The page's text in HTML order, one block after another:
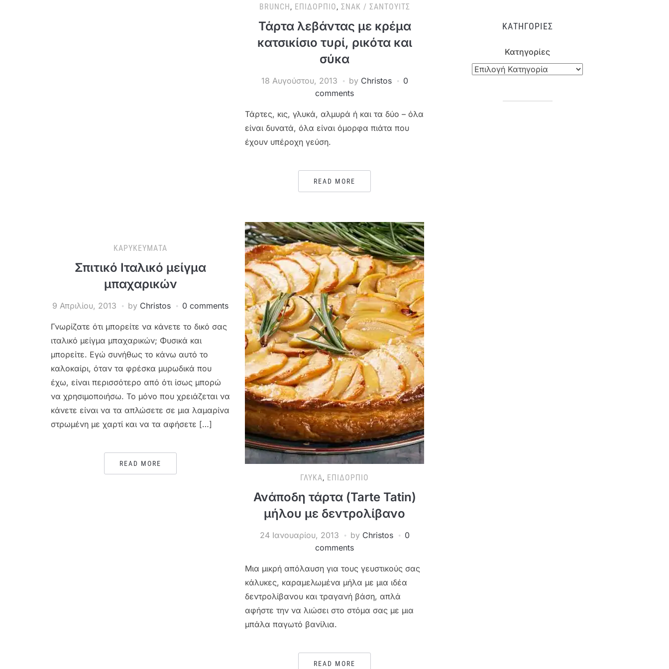
BRUNCH, ΕΠΙΔΌΡΠΙΟ, ΣΝΑΚ / ΣΆΝΤΟΥΙΤΣ
Τάρτα λεβάντας με κρέμα
κατσικίσιο τυρί, ρικότα και
σύκα
18 Αυγούστου, 2013 by Christos
0
comments
Τάρτες, κις, γλυκά, αλμυρά ή και τα δύο – όλα
είναι δυνατά, όλα είναι όμορφα πιάτα που
έχουν υπέροχη γεύση.
READ MORE
ΚΑΡΥΚΕΎΜΑΤΑ
Σπιτικό Ιταλικό μείγμα
μπαχαρικών
9 Απριλίου, 2013 by Christos 0 comments
Γνωρίζατε ότι μπορείτε να κάνετε το δικό σας
ιταλικό μείγμα μπαχαρικών; Φυσικά και
μπορείτε. Εγώ συνήθως το κάνω αυτό το
καλοκαίρι, όταν τα φρέσκα μυρωδικά που
έχω, είναι περισσότερο από ότι ίσως μπορώ
να χρησιμοποιήσω. Το μόνο που χρειάζεται να
κάνετε είναι να τα απλώσετε σε μια λαμαρίνα
στρωμένη με χαρτί και να τα αφήσετε […]
READ MORE
ΓΛΥΚΆ, ΕΠΙΔΌΡΠΙΟ
Ανάποδη τάρτα (Tarte Tatin)
μήλου με δεντρολίβανο
24 Ιανουαρίου, 2013 by Christos
0
comments
Μια μικρή απόλαυση για τους γευστικούς σας
κάλυκες, καραμελωμένα μήλα με μια ιδέα
δεντρολίβανου και τραγανή βάση, απλά
αφήστε την να λιώσει στο στόμα σας με μια
μπάλα παγωτό βανίλια.
READ MORE
ΚΑΤΗΓΟΡΊΕΣ
Κατηγορίες